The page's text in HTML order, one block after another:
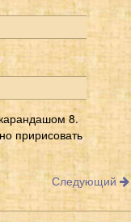
8.
пририсовать
Следующий